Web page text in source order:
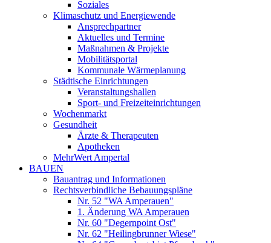
Soziales
Klimaschutz und Energiewende
Ansprechpartner
Aktuelles und Termine
Maßnahmen & Projekte
Mobilitätsportal
Kommunale Wärmeplanung
Städtische Einrichtungen
Veranstaltungshallen
Sport- und Freizeiteinrichtungen
Wochenmarkt
Gesundheit
Ärzte & Therapeuten
Apotheken
MehrWert Ampertal
BAUEN
Bauantrag und Informationen
Rechtsverbindliche Bebauungspläne
Nr. 52 "WA Amperauen"
1. Änderung WA Amperauen
Nr. 60 "Degernpoint Ost"
Nr. 62 "Heilingbrunner Wiese"